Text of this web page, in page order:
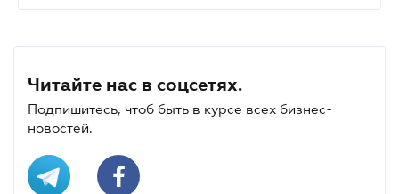
Читайте нас в соцсетях.
Подпишитесь, чтоб быть в курсе всех бизнес-
новостей.